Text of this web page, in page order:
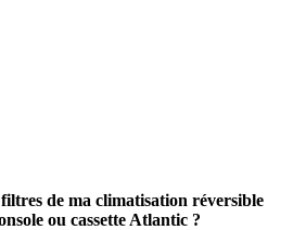
de ma climatisation réversible
ou cassette Atlantic ?